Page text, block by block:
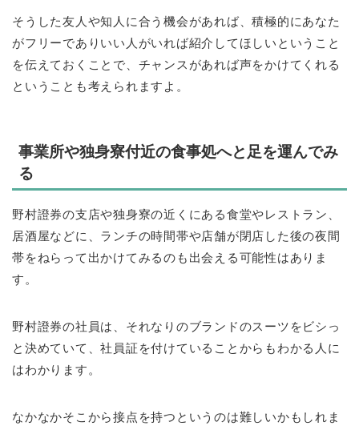
そうした友人や知人に合う機会があれば、積極的にあなた
がフリーでありいい人がいれば紹介してほしいということ
を伝えておくことで、チャンスがあれば声をかけてくれる
ということも考えられますよ。
事業所や独身寮付近の食事処へと足を運んでみ
る
野村證券の支店や独身寮の近くにある食堂やレストラン、
居酒屋などに、ランチの時間帯や店舗が閉店した後の夜間
帯をねらって出かけてみるのも出会える可能性はありま
す。
野村證券の社員は、それなりのブランドのスーツをビシっ
と決めていて、社員証を付けていることからもわかる人に
はわかります。
なかなかそこから接点を持つというのは難しいかもしれま